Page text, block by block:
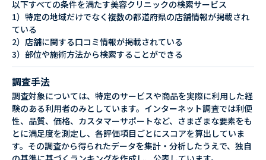
以下すべての条件を満たす美容クリニックの検索サービス
1）特定の地域だけでなく複数の都道府県の店舗情報が掲載され
ている
2）店舗に関する口コミ情報が掲載されている
3）部位や施術方法から検索することができる
調査手法
調査対象については、特定のサービスや商品を実際に利用した経
験のある利用者のみとしています。インターネット調査では利便
性、品質、価格、カスタマーサポートなど、さまざまな要素をも
とに満足度を測定し、各評価項目ごとにスコアを算出していま
す。その調査から得られたデータを集計・分析したうえで、独自